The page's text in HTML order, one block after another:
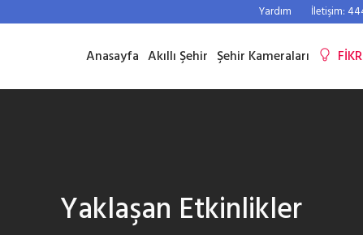
Yardım İletişim:
Anasayfa Akıllı Şehir Şehir Kameraları
Yaklaşan Etkinlikler